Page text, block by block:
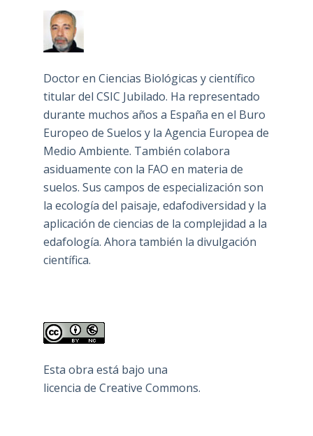
Doctor en Ciencias Biológicas y científico
titular del CSIC Jubilado. Ha representado
durante muchos años a España en el Buro
Europeo de Suelos y la Agencia Europea de
Medio Ambiente. También colabora
asiduamente con la FAO en materia de
suelos. Sus campos de especialización son
la ecología del paisaje, edafodiversidad y la
aplicación de ciencias de la complejidad a la
edafología. Ahora también la divulgación
científica.
Esta obra está bajo una
licencia de Creative Commons.